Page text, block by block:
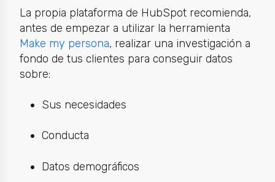
La propia plataforma de HubSpot recomienda,
antes de empezar a utilizar la herramienta
Make my persona, realizar una investigación a
fondo de tus clientes para conseguir datos
sobre:
Sus necesidades
Conducta
Datos demográficos